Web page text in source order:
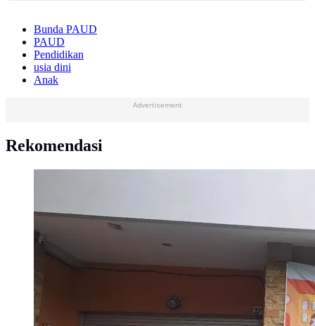
Bunda PAUD
PAUD
Pendidikan
usia dini
Anak
Advertisement
Rekomendasi